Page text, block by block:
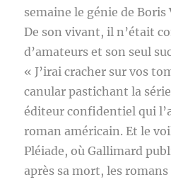
semaine le génie de Boris
De son vivant, il n’était
d’amateurs et son seul
« J’irai cracher sur vos
canular pastichant la
éditeur confidentiel qui
roman américain. Et le
Pléiade, où Gallimard
après sa mort, les romans